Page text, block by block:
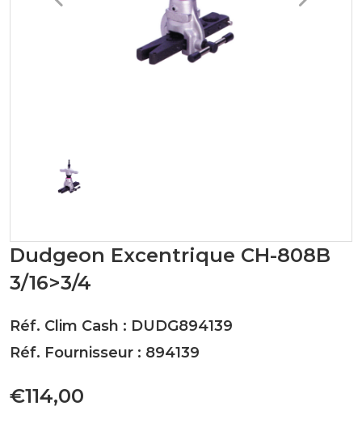
Dudgeon Excentrique CH-808B
3/16>3/4
Réf. Clim Cash : DUDG894139
Réf. Fournisseur : 894139
€114,00